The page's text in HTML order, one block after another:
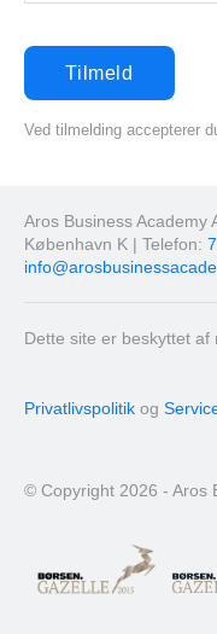
Ved tilmelding accepterer
Aros Business Academy
København K | Telefon:
Dette site er beskyttet af
Privatlivspolitik og
© Copyright 2026 - Aros